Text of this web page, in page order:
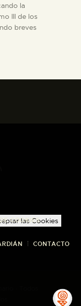
la
III de los
breves
COOKIES
CONTACTO
· Todos
las Cookies